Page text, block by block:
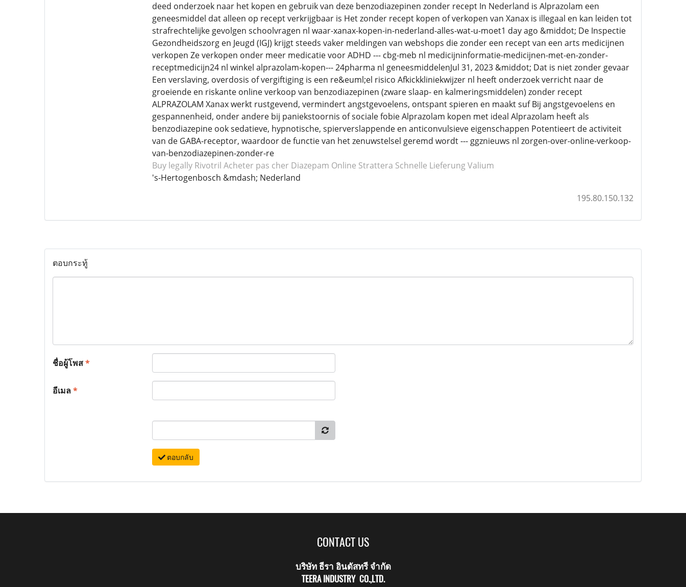
deed onderzoek naar het kopen en gebruik van deze benzodiazepinen zonder recept In Nederland is Alprazolam een
geneesmiddel dat alleen op recept verkrijgbaar is Het zonder recept kopen of verkopen van Xanax is illegaal en kan leiden tot
strafrechtelijke gevolgen schoolvragen nl waar-xanax-kopen-in-nederland-alles-wat-u-moet1 day ago &middot; De Inspectie
Gezondheidszorg en Jeugd (IGJ) krijgt steeds vaker meldingen van webshops die zonder een recept van een arts medicijnen
verkopen Ze verkopen onder meer medicatie voor ADHD --- cbg-meb nl medicijninformatie-medicijnen-met-en-zonder-
receptmedicijn24 nl winkel alprazolam-kopen--- 24pharma nl geneesmiddelenJul 31, 2023 &middot; Dat is niet zonder gevaar
Een verslaving, overdosis of vergiftiging is een re&euml;el risico Afkickkliniekwijzer nl heeft onderzoek verricht naar de
groeiende en riskante online verkoop van benzodiazepinen (zware slaap- en kalmeringsmiddelen) zonder recept
ALPRAZOLAM Xanax werkt rustgevend, vermindert angstgevoelens, ontspant spieren en maakt suf Bij angstgevoelens en
gespannenheid, onder andere bij paniekstoornis of sociale fobie Alprazolam kopen met ideal Alprazolam heeft als
benzodiazepine ook sedatieve, hypnotische, spierverslappende en anticonvulsieve eigenschappen Potentieert de activiteit
van de GABA-receptor, waardoor de functie van het zenuwstelsel geremd wordt --- ggznieuws nl zorgen-over-online-verkoop-
van-benzodiazepinen-zonder-re
Buy legally Rivotril Acheter pas cher Diazepam Online Strattera Schnelle Lieferung Valium
's-Hertogenbosch &mdash; Nederland
195.80.150.132
ตอบกระทู้
ชื่อผู้โพส*
อีเมล*
ตอบกลับ
CONTACT US
บริษัท ธีรา อินดัสทรี จำกัด
TEERA INDUSTRY CO.,LTD.